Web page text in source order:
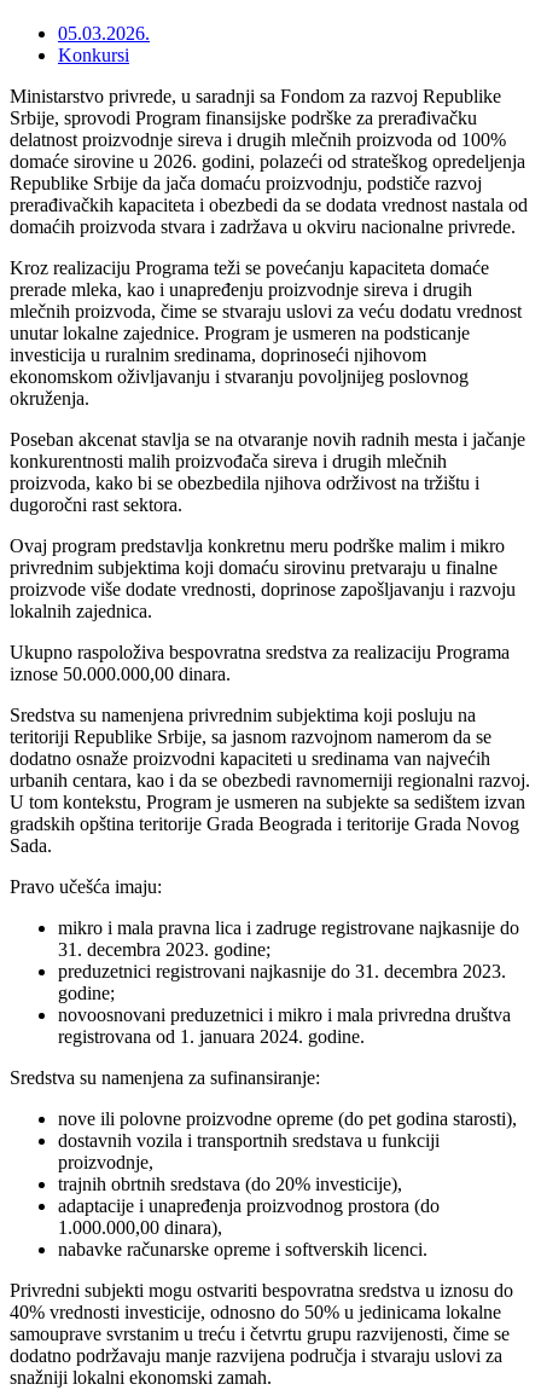
05.03.2026.
Konkursi
Ministarstvo privrede, u saradnji sa Fondom za razvoj Republike
Srbije, sprovodi Program finansijske podrške za prerađivačku
delatnost proizvodnje sireva i drugih mlečnih proizvoda od 100%
domaće sirovine u 2026. godini, polazeći od strateškog opredeljenja
Republike Srbije da jača domaću proizvodnju, podstiče razvoj
prerađivačkih kapaciteta i obezbedi da se dodata vrednost nastala od
domaćih proizvoda stvara i zadržava u okviru nacionalne privrede.
Kroz realizaciju Programa teži se povećanju kapaciteta domaće
prerade mleka, kao i unapređenju proizvodnje sireva i drugih
mlečnih proizvoda, čime se stvaraju uslovi za veću dodatu vrednost
unutar lokalne zajednice. Program je usmeren na podsticanje
investicija u ruralnim sredinama, doprinoseći njihovom
ekonomskom oživljavanju i stvaranju povoljnijeg poslovnog
okruženja.
Poseban akcenat stavlja se na otvaranje novih radnih mesta i jačanje
konkurentnosti malih proizvođača sireva i drugih mlečnih
proizvoda, kako bi se obezbedila njihova održivost na tržištu i
dugoročni rast sektora.
Ovaj program predstavlja konkretnu meru podrške malim i mikro
privrednim subjektima koji domaću sirovinu pretvaraju u finalne
proizvode više dodate vrednosti, doprinose zapošljavanju i razvoju
lokalnih zajednica.
Ukupno raspoloživa bespovratna sredstva za realizaciju Programa
iznose 50.000.000,00 dinara.
Sredstva su namenjena privrednim subjektima koji posluju na
teritoriji Republike Srbije, sa jasnom razvojnom namerom da se
dodatno osnaže proizvodni kapaciteti u sredinama van najvećih
urbanih centara, kao i da se obezbedi ravnomerniji regionalni razvoj.
U tom kontekstu, Program je usmeren na subjekte sa sedištem izvan
gradskih opština teritorije Grada Beograda i teritorije Grada Novog
Sada.
Pravo učešća imaju:
mikro i mala pravna lica i zadruge registrovane najkasnije do
31. decembra 2023. godine;
preduzetnici registrovani najkasnije do 31. decembra 2023.
godine;
novoosnovani preduzetnici i mikro i mala privredna društva
registrovana od 1. januara 2024. godine.
Sredstva su namenjena za sufinansiranje:
nove ili polovne proizvodne opreme (do pet godina starosti),
dostavnih vozila i transportnih sredstava u funkciji
proizvodnje,
trajnih obrtnih sredstava (do 20% investicije),
adaptacije i unapređenja proizvodnog prostora (do
1.000.000,00 dinara),
nabavke računarske opreme i softverskih licenci.
Privredni subjekti mogu ostvariti bespovratna sredstva u iznosu do
40% vrednosti investicije, odnosno do 50% u jedinicama lokalne
samouprave svrstanim u treću i četvrtu grupu razvijenosti, čime se
dodatno podržavaju manje razvijena područja i stvaraju uslovi za
snažniji lokalni ekonomski zamah.